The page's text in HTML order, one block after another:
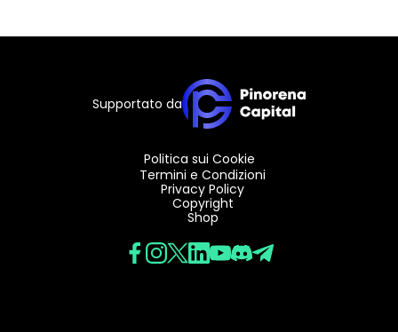
Supportato da
Politica sui Cookie
Termini e Condizioni
Privacy Policy
Copyright
Shop